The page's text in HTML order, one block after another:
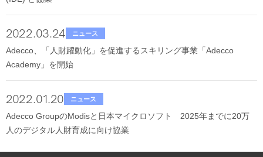
2022.03.24 ニュース
Adecco、「人財躍動化」を促進するスキリング事業「Adecco
Academy」を開始
2022.01.20 ニュース
Adecco GroupのModisと日本マイクロソフト 2025年までに20万
人のデジタル人財育成に向け協業